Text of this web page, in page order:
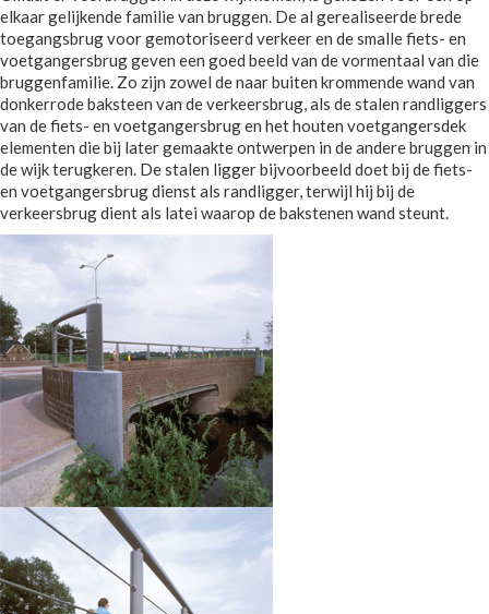
elkaar gelijkende familie van bruggen. De al gerealiseerde brede
toegangsbrug voor gemotoriseerd verkeer en de smalle fiets- en
voetgangersbrug geven een goed beeld van de vormentaal van die
bruggenfamilie. Zo zijn zowel de naar buiten krommende wand van
donkerrode baksteen van de verkeersbrug, als de stalen randliggers
van de fiets- en voetgangersbrug en het houten voetgangersdek
elementen die bij later gemaakte ontwerpen in de andere bruggen in
de wijk terugkeren. De stalen ligger bijvoorbeeld doet bij de fiets-
en voetgangersbrug dienst als randligger, terwijl hij bij de
verkeersbrug dient als latei waarop de bakstenen wand steunt.